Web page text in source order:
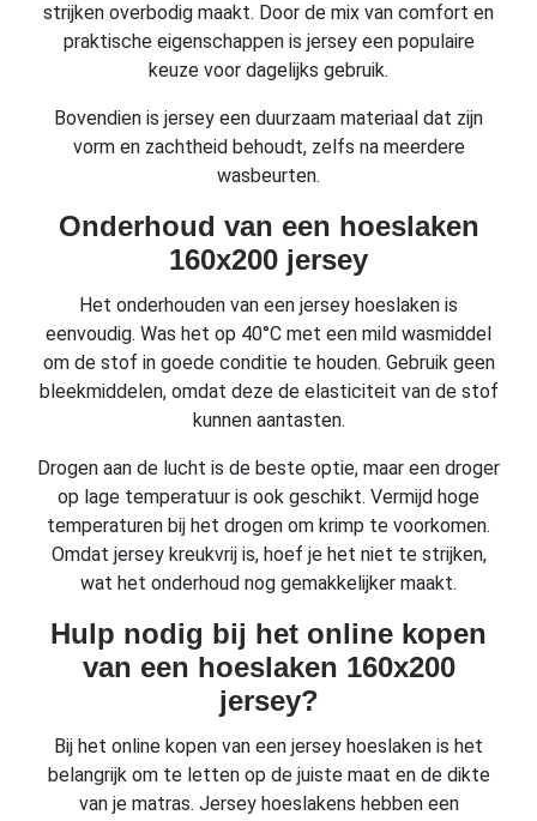
strijken overbodig maakt. Door de mix van comfort en
praktische eigenschappen is jersey een populaire
keuze voor dagelijks gebruik.
Bovendien is jersey een duurzaam materiaal dat zijn
vorm en zachtheid behoudt, zelfs na meerdere
wasbeurten.
Onderhoud van een hoeslaken
160x200 jersey
Het onderhouden van een jersey hoeslaken is
eenvoudig. Was het op 40°C met een mild wasmiddel
om de stof in goede conditie te houden. Gebruik geen
bleekmiddelen, omdat deze de elasticiteit van de stof
kunnen aantasten.
Drogen aan de lucht is de beste optie, maar een droger
op lage temperatuur is ook geschikt. Vermijd hoge
temperaturen bij het drogen om krimp te voorkomen.
Omdat jersey kreukvrij is, hoef je het niet te strijken,
wat het onderhoud nog gemakkelijker maakt.
Hulp nodig bij het online kopen
van een hoeslaken 160x200
jersey?
Bij het online kopen van een jersey hoeslaken is het
belangrijk om te letten op de juiste maat en de dikte
van je matras. Jersey hoeslakens hebben een